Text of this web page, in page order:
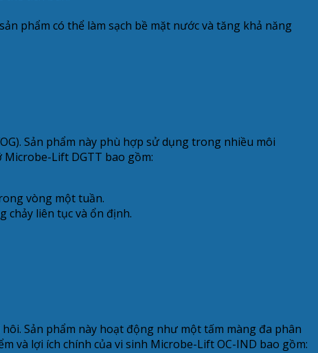
phẩm có thể làm sạch bề mặt nước và tăng khả năng
Sản phẩm này phù hợp sử dụng trong nhiều môi
Lift DGTT bao gồm:
vòng một tuần.
chảy liên tục và ổn định.
Sản phẩm này hoạt động như một tấm màng đa phân
và lợi ích chính của vi sinh Microbe-Lift OC-IND bao gồm: